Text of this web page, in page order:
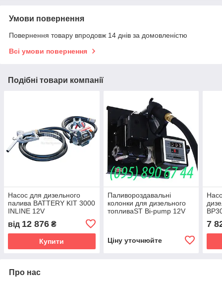
Умови повернення
Повернення товару впродовж 14 днів за домовленістю
Всі умови повернення
Подібні товари компанії
Насос для дизельного
палива BATTERY KIT 3000
INLINE 12V
від 12 876 ₴
Купити
Паливороздавальні
колонки для дизельного
топливаЅТ Bi-pump 12V
Ціну уточнюйте
7
Про нас